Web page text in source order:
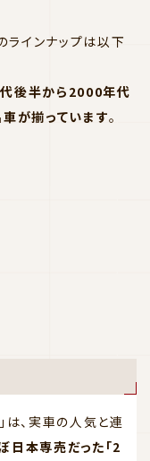
のラインナップは以下
後半から2000年代
が揃っています。
は、実車の人気と連
日本専売だった「2